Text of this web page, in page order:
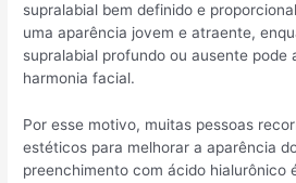
supralabial bem definido e
uma aparência jovem e atraente,
supralabial profundo ou ausente
harmonia facial.
Por esse motivo, muitas pessoas
estéticos para melhorar a aparência
preenchimento com ácido hialurônico